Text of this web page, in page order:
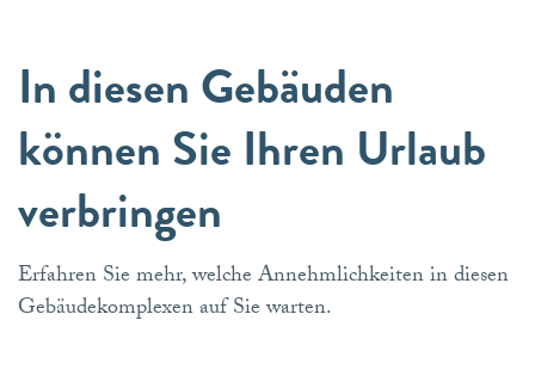
In diesen Gebäuden
können Sie Ihren Urlaub
verbringen
Erfahren Sie mehr, welche Annehmlichkeiten in diesen
Gebäudekomplexen auf Sie warten.